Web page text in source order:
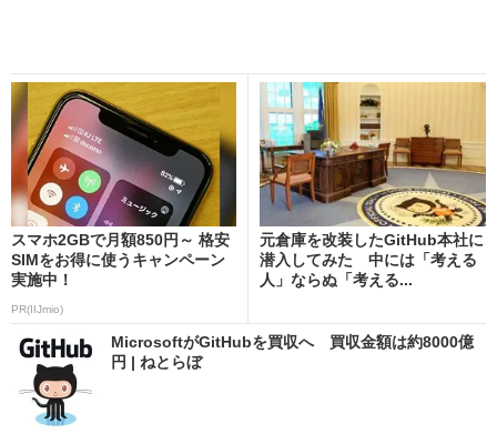
スマホ2GBで月額850円～ 格安
SIMをお得に使うキャンペーン
実施中！
PR(IIJmio)
元倉庫を改装したGitHub本社に
潜入してみた 中には「考える
人」ならぬ「考える...
MicrosoftがGitHubを買収へ 買収金額は約8000億
円 | ねとらぼ